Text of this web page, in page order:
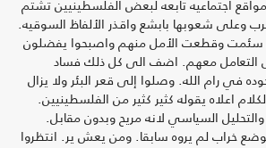
اجتماعيه تابعه لبعض الفلسطينيين تشتم
وعلى شعوبها بابشع واقذر الألفاظ السوقيه.
سئمت وقطعت الأمل منهم واصبحوا يفضلون
التعامل معهم. اضف الى كل ذلك فساد
في رام الله. وصلوا إلى قعر البئر ولا يزال
اعلاه يقوله كثير كثير من الفلسطينيين.
السياسي لانه مريح وبدون مقابل.
خراب لم يروه سابقا. ومن يعش ير. انتظروا